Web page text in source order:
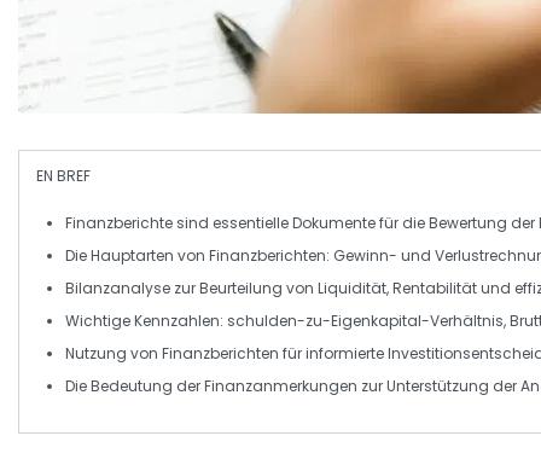
EN BREF
Finanzberichte sind essentielle Dokumente für die Bewertung der
Die Hauptarten von Finanzberichten: Gewinn- und
Bilanzanalyse zur Beurteilung von Liquidität,Rentabilitätund
Wichtige Kennzahlen: schulden-zu-Eigenkapital-Verhältnis,
Nutzung von Finanzberichten für informierte
Die Bedeutung derFinanzanmerkungen zur Unterstützung der